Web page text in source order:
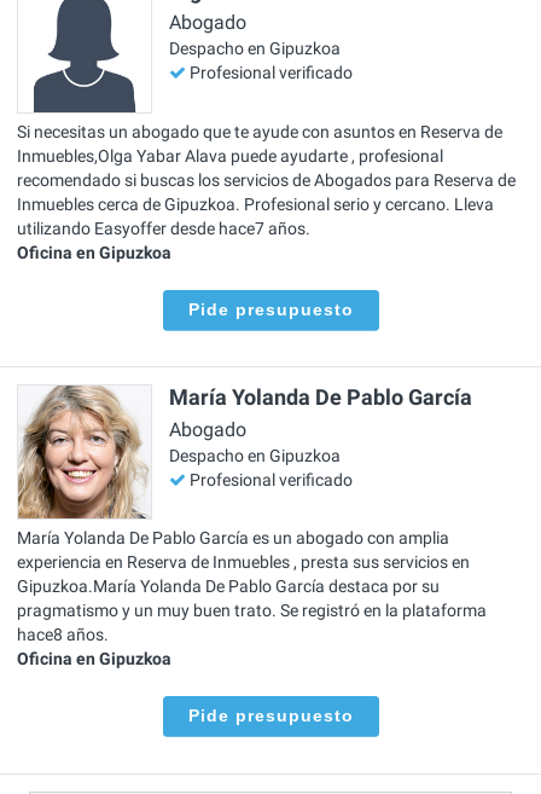
Abogado
Despacho en Gipuzkoa
Profesional verificado
Si necesitas un abogado que te ayude con asuntos en Reserva de
Inmuebles,Olga Yabar Alava puede ayudarte , profesional
recomendado si buscas los servicios de Abogados para Reserva de
Inmuebles cerca de Gipuzkoa. Profesional serio y cercano. Lleva
utilizando Easyoffer desde hace7 años.
Oficina en Gipuzkoa
Pide presupuesto
María Yolanda De Pablo García
Abogado
Despacho en Gipuzkoa
Profesional verificado
María Yolanda De Pablo García es un abogado con amplia
experiencia en Reserva de Inmuebles , presta sus servicios en
Gipuzkoa.María Yolanda De Pablo García destaca por su
pragmatismo y un muy buen trato. Se registró en la plataforma
hace8 años.
Oficina en Gipuzkoa
Pide presupuesto